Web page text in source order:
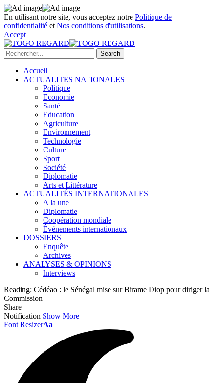
En utilisant notre site, vous acceptez notre Politique de
confidentialité et Nos conditions d'utilisations.
Accept
Accueil
ACTUALITÉS NATIONALES
Politique
Economie
Santé
Education
Agriculture
Environnement
Technologie
Culture
Sport
Société
Diplomatie
Arts et Littérature
ACTUALITÉS INTERNATIONALES
A la une
Diplomatie
Coopération mondiale
Événements internationaux
DOSSIERS
Enquête
Archives
ANALYSES & OPINIONS
Interviews
Reading: Cédéao : le Sénégal mise sur Birame Diop pour diriger la
Commission
Share
Notification Show More
Font ResizerAa